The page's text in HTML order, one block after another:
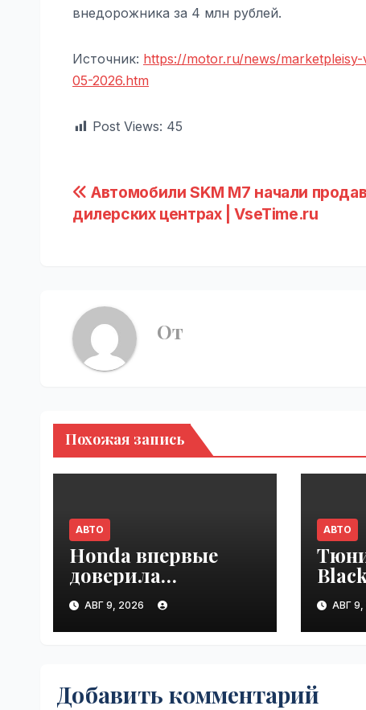
внедорожника за 4 млн рублей.
Источник: https://motor.ru/news/
05-2026.htm
Post Views: 45
Навигация
по
Автомобили SKM M7 начали
дилерских центрах | VseTime.ru
От
Похожая запись
АВТО
Honda впервые
доверила
разработку
платформы
индийской
VseTime.ru
АВГ 9, 2026
АВТО
Land
АВГ 9,
Добавить комментарий